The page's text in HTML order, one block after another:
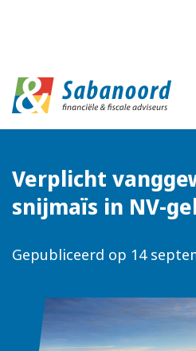
Verplicht
snijmaïs in NV-
Gepubliceerd op 14